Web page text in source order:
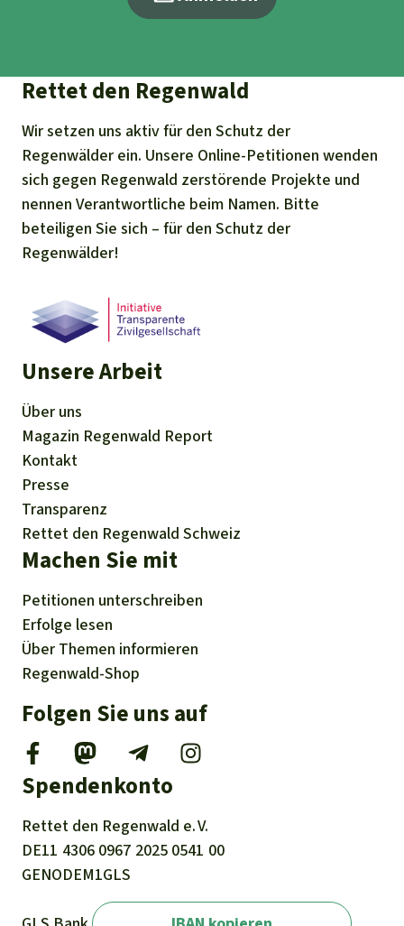
Rettet den Regenwald
Wir setzen uns aktiv für den Schutz der
Regenwälder ein. Unsere Online-Petitionen wenden
sich gegen Regenwald zerstörende Projekte und
nennen Verantwortliche beim Namen. Bitte
beteiligen Sie sich – für den Schutz der
Regenwälder!
Unsere Arbeit
Über uns
Magazin Regenwald Report
Kontakt
Presse
Transparenz
Rettet den Regenwald Schweiz
Machen Sie mit
Petitionen unterschreiben
Erfolge lesen
Über Themen informieren
Regenwald-Shop
Folgen Sie uns auf
Spendenkonto
Rettet den Regenwald e. V.
DE11 4306 0967 2025 0541 00
GENODEM1GLS